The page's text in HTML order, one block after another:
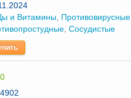
и Витамины Противовирусные
Сосудистые